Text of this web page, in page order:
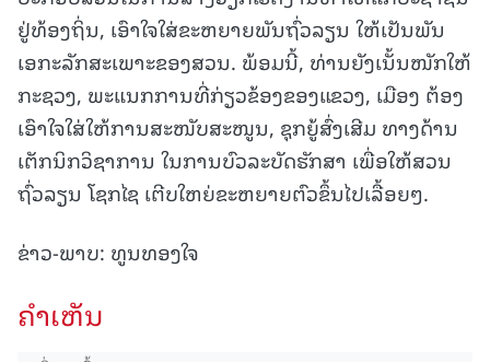
ຢູ່ທ້ອງຖິ່ນ, ເອົາໃຈໃສ່ຂະຫຍາຍພັນຖົ່ວລຽນ ໃຫ້ເປັນພັນ
ເອກະລັກສະເພາະຂອງສວນ. ພ້ອມນີ້, ທ່ານຍັງເນັ້ນໜັກໃຫ້
ກະຊວງ, ພະແນກການທີ່ກ່ຽວຂ້ອງຂອງແຂວງ, ເມືອງ ຕ້ອງ
ເອົາໃຈໃສ່ໃຫ້ການສະໜັບສະໜູນ, ຊຸກຍູ້ສົ່ງເສີມ ທາງດ້ານ
ເຕັກນິກວິຊາການ ໃນການບົວລະບັດຮັກສາ ເພື່ອໃຫ້ສວນ
ຖົ່ວລຽນ ໂຊກໄຊ ເຕີບໃຫຍ່ຂະຫຍາຍຕົວຂຶ້ນໄປເລື້ອຍໆ.
ຂ່າວ-ພາບ: ທູນທອງໃຈ
ຄໍາເຫັນ